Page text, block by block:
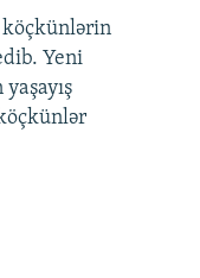
360p
480p
720p
Yeni